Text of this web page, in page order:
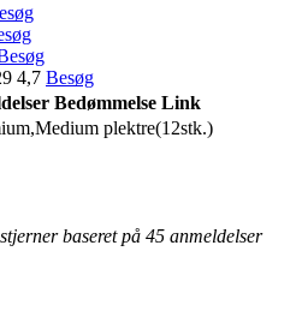
4,7 Besøg
Bedømmelse Link
plektre(12stk.)
baseret på 45 anmeldelser